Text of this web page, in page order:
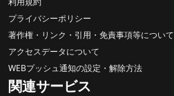
プライバシーポリシー
著作権・リンク・引用・免責事項等について
アクセスデータについて
WEBプッシュ通知の設定・解除方法
関連サービス